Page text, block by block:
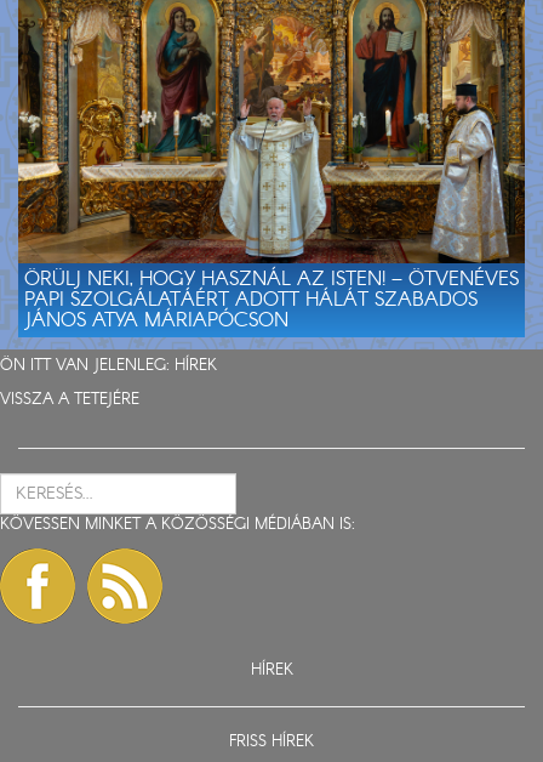
ÖRÜLJ NEKI, HOGY HASZNÁL AZ ISTEN! – ÖTVENÉVES
PAPI SZOLGÁLATÁÉRT ADOTT HÁLÁT SZABADOS
JÁNOS ATYA MÁRIAPÓCSON
ÖN ITT VAN JELENLEG: HÍREK
VISSZA A TETEJÉRE
KÖVESSEN MINKET A KÖZÖSSÉGI MÉDIÁBAN IS:
HÍREK
FRISS HÍREK